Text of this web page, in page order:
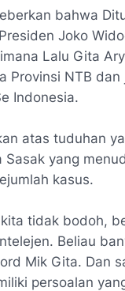
bahwa
Joko
Lalu Gita
Provinsi NTB dan
Indonesia.
atas tuduhan
Sasak yang
kasus.
tidak bodoh,
Beliau
Mik Gita. Dan
persoalan